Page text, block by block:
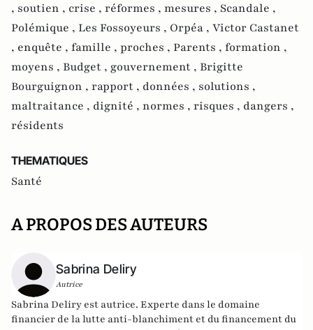
, soutien , crise , réformes , mesures , Scandale ,
Polémique , Les Fossoyeurs , Orpéa , Victor Castanet
, enquête , famille , proches , Parents , formation ,
moyens , Budget , gouvernement , Brigitte
Bourguignon , rapport , données , solutions ,
maltraitance , dignité , normes , risques , dangers ,
résidents
THEMATIQUES
Santé
A PROPOS DES AUTEURS
Sabrina Deliry
Autrice
Sabrina Deliry est autrice. Experte dans le domaine
financier de la lutte anti-blanchiment et du financement du